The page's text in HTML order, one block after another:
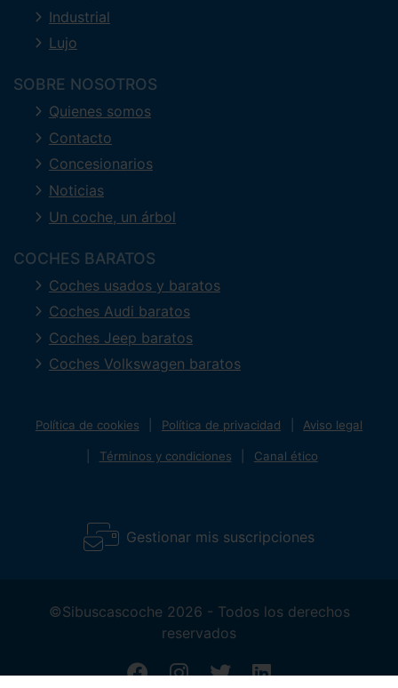
Industrial
Lujo
SOBRE NOSOTROS
Quienes somos
Contacto
Concesionarios
Noticias
Un coche, un árbol
COCHES BARATOS
Coches usados y baratos
Coches Audi baratos
Coches Jeep baratos
Coches Volkswagen baratos
Política de cookies Política de privacidad Aviso legal
Términos y condiciones Canal ético
Gestionar mis suscripciones
©Sibuscascoche 2026 - Todos los derechos
reservados